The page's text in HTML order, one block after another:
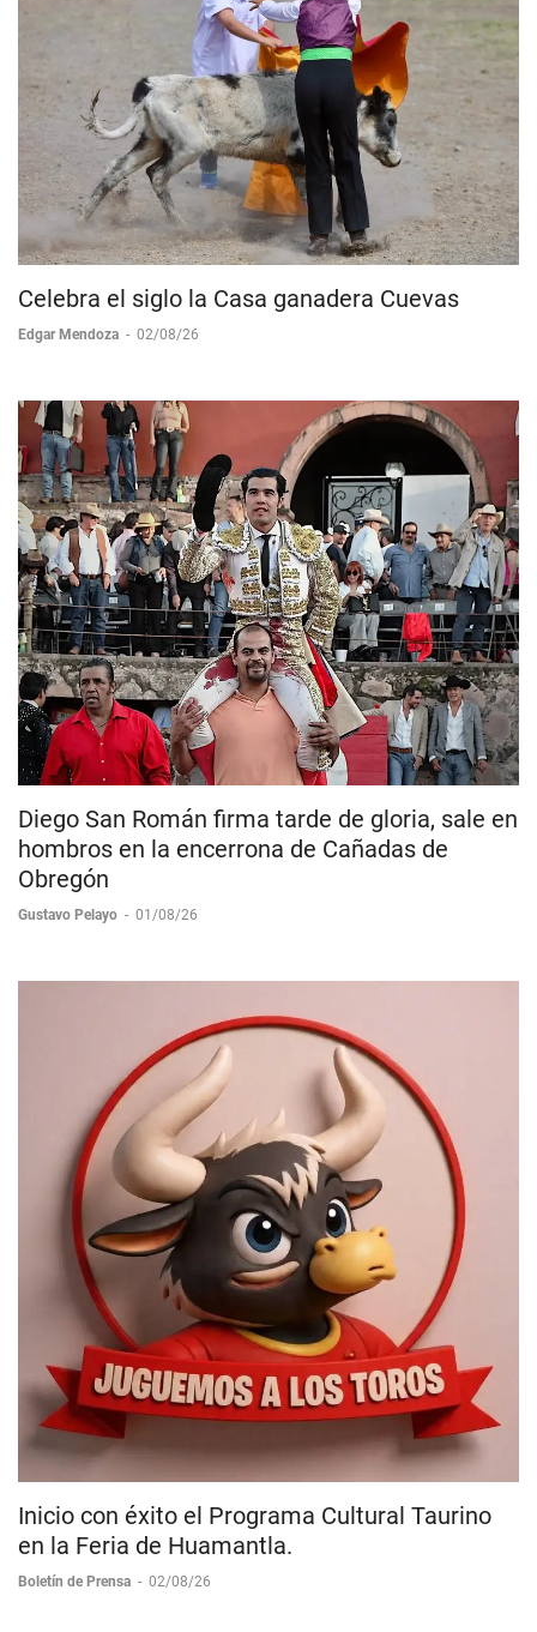
Celebra el siglo la Casa ganadera Cuevas
Edgar Mendoza - 02/08/26
Diego San Román firma tarde de gloria, sale en
hombros en la encerrona de Cañadas de
Obregón
Gustavo Pelayo - 01/08/26
Inicio con éxito el Programa Cultural Taurino
en la Feria de Huamantla.
Boletín de Prensa - 02/08/26